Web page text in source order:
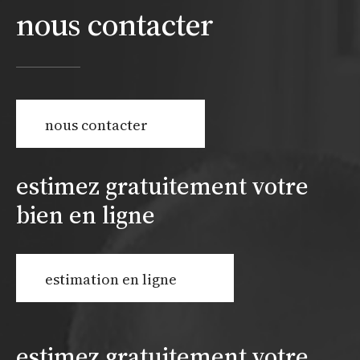
nous contacter
nous contacter
estimez gratuitement votre
bien en ligne
estimation en ligne